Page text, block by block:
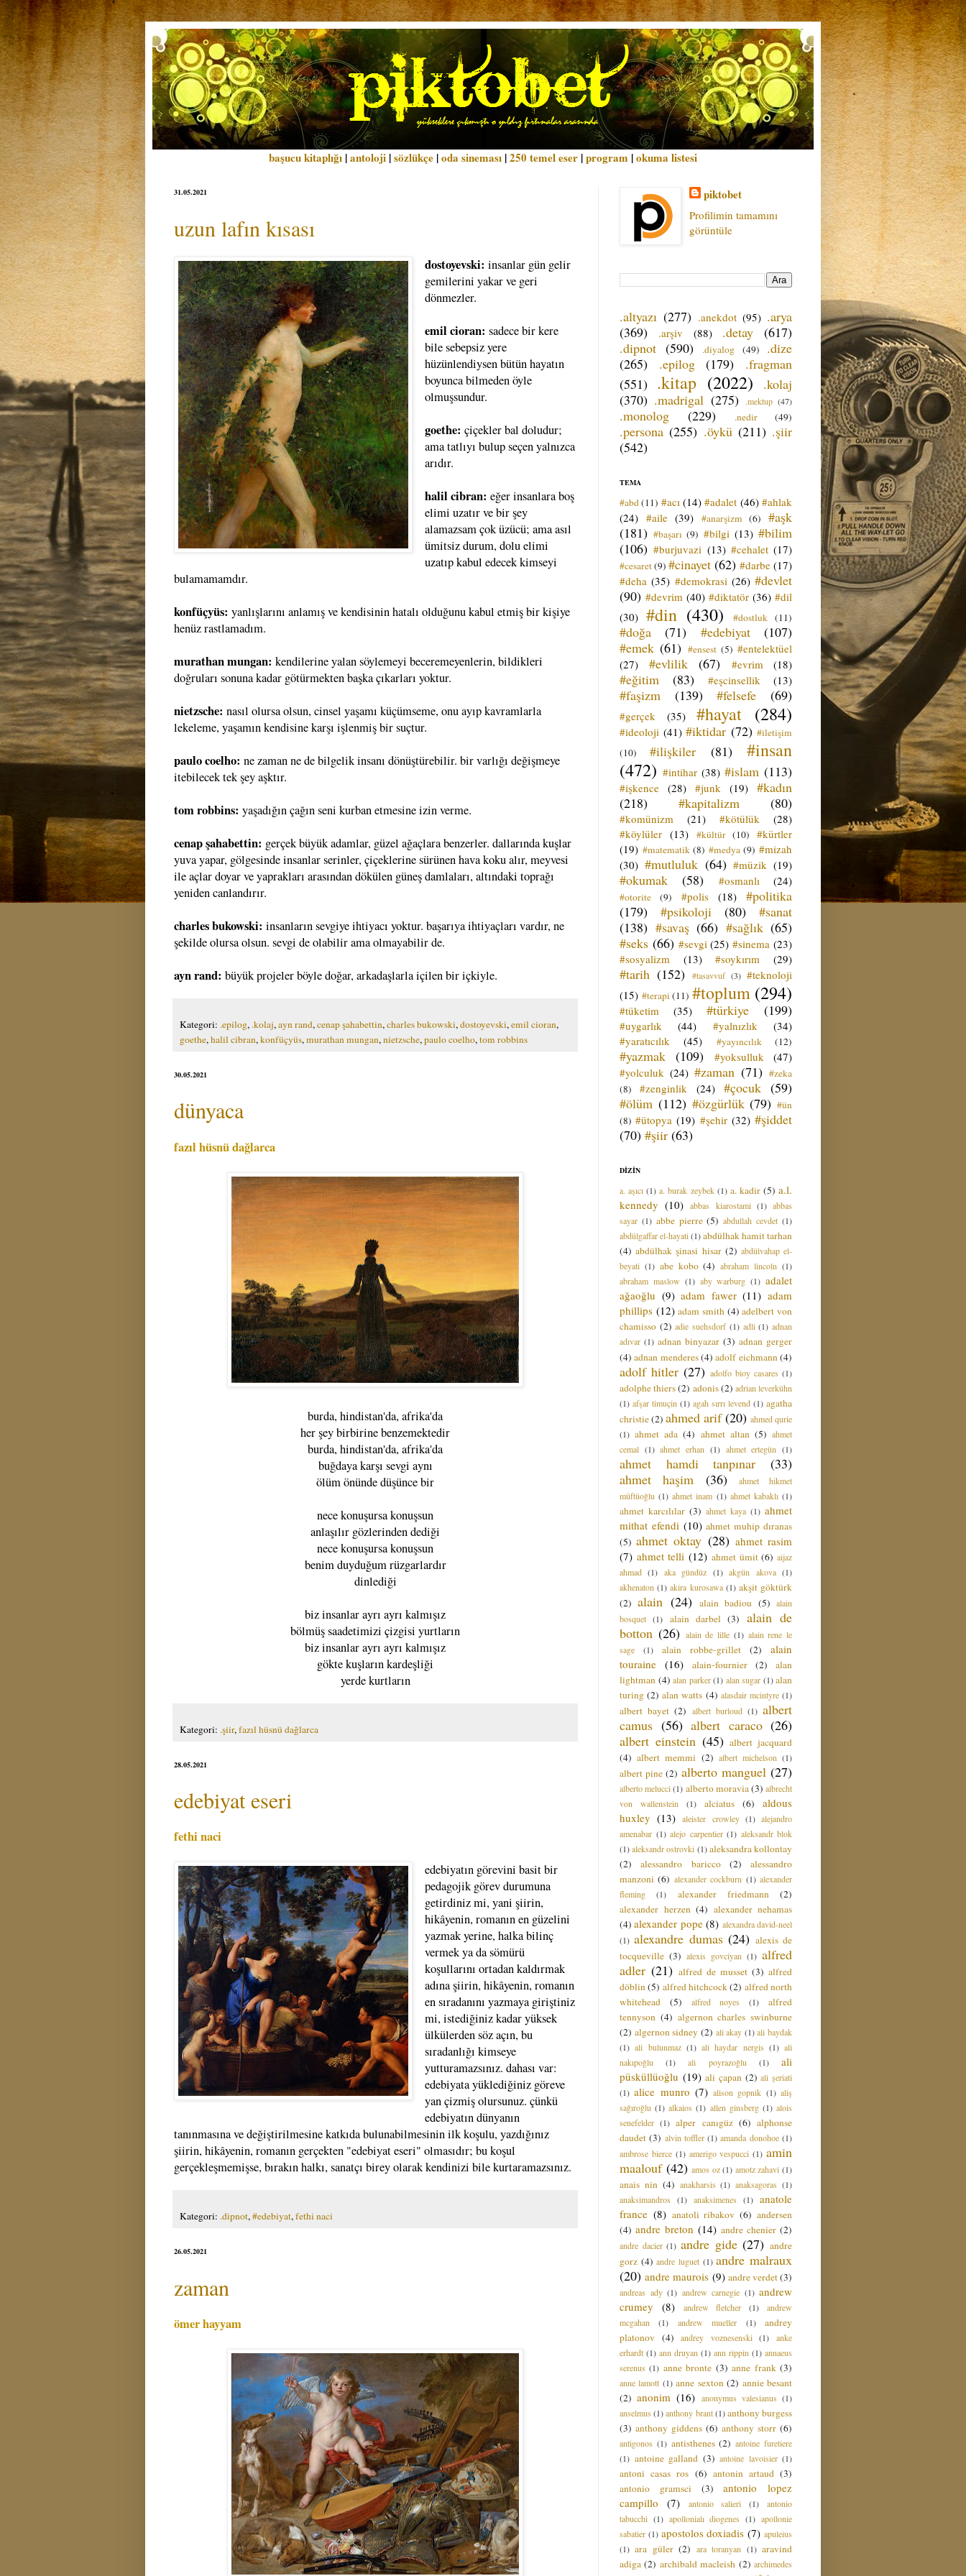
başucu kitaplığı |antoloji |sözlükçe |oda sineması |250 temel eser |program |okuma listesi
31.05.2021
uzun lafın kısası
dostoyevski: insanlar gün gelir
gemilerini yakar ve geri
dönmezler.
emil cioran: sadece bir kere
bile sebepsiz yere
hüzünlendiysen bütün hayatın
boyunca bilmeden öyle
olmuşsundur.
goethe: çiçekler bal doludur;
ama tatlıyı bulup seçen yalnızca
arıdır.
halil cibran: eğer insanlara boş
elimi uzatır ve bir şey
alamazsam çok üzücü; ama asıl
ümitsiz durum, dolu elimi
uzatıp kabul edecek kimseyi
bulamamamdır.
konfüçyüs: yanlışlarını anlamış ve kendisinin hatalı olduğunu kabul etmiş bir kişiye
henüz rastlamadım.
murathan mungan: kendilerine yalan söylemeyi beceremeyenlerin, bildikleri
doğruları sonuna kadar götürmekten başka çıkarları yoktur.
nietzsche: nasıl olursa olsun, cinsel yaşamı küçümseme, onu ayıp kavramlarla
lekeleme, yaşamın kendisine karşı işlenmiş bir suçtur.
paulo coelho: ne zaman ne de bilgelik insanı dönüştürebilir. bir varlığı değişmeye
itebilecek tek şey aşktır.
tom robbins: yaşadığın çağın seni kurban etmesine izin verme.
cenap şahabettin: gerçek büyük adamlar, güzel ağaçlara benzerler. dallarında kuşlar
yuva yapar, gölgesinde insanlar serinler, çiçeklerine sürünen hava koku alır, meyvesi
ile açlar doyar ve yaprakları arasından dökülen güneş damlaları, altındaki toprağı
yeniden canlandırır.
charles bukowski: insanların sevgiye ihtiyacı yoktur. başarıya ihtiyaçları vardır, ne
şekilde olursa olsun. sevgi de olabilir ama olmayabilir de.
ayn rand: büyük projeler böyle doğar, arkadaşlarla içilen bir içkiyle.
Kategori: .epilog, .kolaj,ayn rand,cenap şahabettin,charles bukowski,dostoyevski,emil cioran,
goethe,halil cibran,konfüçyüs,murathan mungan,nietzsche,paulo coelho,tom robbins
30.05.2021
dünyaca
fazıl hüsnü dağlarca
burda, hindistan'da, afrika'da
her şey birbirine benzemektedir
burda, hindistan'da, afrika'da
buğdaya karşı sevgi aynı
ölüm önünde düşünce bir
nece konuşursa konuşsun
anlaşılır gözlerinden dediği
nece konuşursa konuşsun
benim duyduğum rüzgarlardır
dinlediği
biz insanlar ayrı ayrı kalmışız
bölmüş saadetimizi çizgisi yurtların
biz insanlar ayrı ayrı kalmışız
gökte kuşların kardeşliği
yerde kurtların
Kategori: .şiir, fazıl hüsnü dağlarca
28.05.2021
edebiyat eseri
fethi naci
edebiyatın görevini basit bir
pedagojik görev durumuna
getirdiniz mi, yani şiirin,
hikâyenin, romanın en güzelini
yazmak yerine, halka bilinç
vermek ya da sömürü
koşullarını ortadan kaldırmak
adına şiirin, hikâyenin, romanın
en sıradanını yazmaya giriştiniz
mi, istediğiniz kadar yüksek
ülkülerden söz açın, bu
sıradanlığı kimseye
yutturamazsınız. dahası var:
edebiyata yüklediğiniz göreve
yan çizmiş olursunuz. çünkü
edebiyatın dünyanın
tanınmasına ve değiştirilmesine katkıda bulunabilmesinin ilk koşulu, yazdığınız
şiirin, hikâyenin, romanın gerçekten "edebiyat eseri" olmasıdır; bu koşul
gerçekleşmemişse, bırakın halkı, sanatçı birey olarak kendinizi bile kurtaramazsınız.
Kategori: .dipnot,#edebiyat,fethi naci
26.05.2021
zaman
ömer hayyam
piktobet
Profilimin tamamını
görüntüle
.altyazı (277) .anekdot (95) .arya
(369)
.arşiv (88) .detay
(617)
.dipnot (590) .diyalog (49)
.dize
(265)
.epilog (179)
.fragman
(551) .kitap (2022)
.kolaj
(370) .madrigal (275) .mektup (47)
.monolog (229) .nedir (49)
.persona (255) .öykü (211) .şiir
(542)
TEMA
#abd (11) #acı (14) #adalet (46) #ahlak
(24) #aile (39) #anarşizm (6)
#aşk
(181) #başarı (9) #bilgi (13) #bilim
(106) #burjuvazi (13) #cehalet (17)
#cesaret(9) #cinayet (62) #darbe (17)
#deha (35) #demokrasi (26) #devlet
(90) #devrim (40) #diktatör (36) #dil
(30) #din (430) #dostluk (11)
#doğa (71) #edebiyat
(107)
#emek (61) #ensest (5) #entelektüel
(27)
#evlilik (67) #evrim (18)
#eğitim (83) #eşcinsellik (13)
#faşizm (139) #felsefe (69)
#gerçek (35) #hayat (284)
#ideoloji (41) #iktidar (72) #iletişim
(10)
#ilişkiler (81)
#insan
(472) #intihar (38) #islam (113)
#işkence (28) #junk (19) #kadın
(218)
#kapitalizm (80)
#komünizm (21) #kötülük
(28)
#köylüler (13) #kültür (10)
#kürtler
(19) #matematik (8) #medya (9) #mizah
(30) #mutluluk (64) #müzik (19)
#okumak (58) #osmanlı (24)
#otorite (9) #polis (18)
#politika
(179)
#psikoloji (80)
#sanat
(138) #savaş (66) #sağlık (65)
#seks (66) #sevgi (25) #sinema (23)
#sosyalizm
(13) #soykırım (29)
#tarih (152) #tasavvuf (3) #teknoloji
(15) #terapi (11) #toplum (294)
#tüketim (35) #türkiye (199)
#uygarlık (44) #yalnızlık
(34)
#yaratıcılık
(45) #yayıncılık (12)
#yazmak (109) #yoksulluk
(47)
#yolculuk (24) #zaman (71) #zeka
(8)
#zenginlik (24) #çocuk (59)
#ölüm (112) #özgürlük (79) #ün
(8) #ütopya (19) #şehir (32) #şiddet
(70) #şiir (63)
DİZİN
a. aşıcı (1) a. burak zeybek (1) a. kadir (5) a.l.
kennedy (10) abbas kiarostami (1) abbas
sayar (1) abbe pierre (5) abdullah cevdet (1)
abdülgaffar el-hayati(1)abdülhak hamit tarhan
(4) abdülhak şinasi hisar (2) abdülvahap el-
beyati (1) abe kobo (4) abraham lincoln (1)
abraham maslow (1) aby warburg (1) adalet
ağaoğlu (9) adam fawer (11) adam
phillips (12) adam smith (4) adelbert von
chamisso (2) adie suehsdorf (1) adli (1) adnan
adıvar (1) adnan binyazar (3) adnan gerger
(4) adnan menderes(4) adolf eichmann (4)
adolf hitler (27) adolfo bioy casares (1)
adolphe thiers(2) adonis(2) adrian leverkühn
(1) afşar timuçin (1) agah sırrı levend (1) agatha
christie(2) ahmed arif (20) ahmed qurie
(1) ahmet ada (4) ahmet altan (5) ahmet
cemal (1) ahmet erhan (1) ahmet ertegün (1)
ahmet hamdi tanpınar
(33)
ahmet haşim
(36)
ahmet hikmet
müftüoğlu (1) ahmet inam (1) ahmet kabaklı (1)
ahmet karcılılar (3) ahmet kaya (1) ahmet
mithat efendi (10) ahmet muhip dıranas
(5) ahmet oktay (28) ahmet rasim
(7) ahmet telli (12) ahmet ümit (6) aijaz
ahmad (1) aka gündüz (1) akgün akova (1)
akhenaton (1) akira kurosawa (1) akşit göktürk
(2) alain (24) alain badiou (5) alain
bosquet (1) alain darbel (3)
alain de
botton (26) alain de lille (1) alain rene le
sage
(1) alain robbe-grillet (2)
alain
touraine (16) alain-fournier (2)
alan
lightman (4) alan parker (1) alan sugar (1) alan
turing (2) alan watts (4) alasdair mcintyre (1)
albert bayet (2) albert burloud (1) albert
camus (56) albert caraco (26)
albert einstein (45) albert jacquard
(4) albert memmi (2) albert michelson (1)
albert pine (2) alberto manguel (27)
alberto melucci (1) alberto moravia (3) albrecht
von wallenstein
(1) alciatus (6)
aldous
huxley (13) aleister crowley (1) alejandro
amenabar (1) alejo carpentier (1) aleksandr blok
(1) aleksandr ostrovki (1) aleksandra kollontay
(2)
alessandro baricco (2)
alessandro
manzoni (6) alexander cockburn (1) alexander
fleming
(1) alexander friedmann
(2)
alexander herzen (4) alexander nehamas
(4) alexander pope (8) alexandra david-neel
(1) alexandre dumas (24) alexis de
tocqueville (3) alexis govciyan (1) alfred
adler (21) alfred de musset (3) alfred
döblin (5) alfred hitchcock(2) alfred north
whitehead
(5) alfred noyes (1)
alfred
tennyson (4) algernon charles swinburne
(2) algernon sidney (2) ali akay (1) ali baydak
(1) ali bulunmaz (1) ali haydar nergis (1) ali
nakıpoğlu
(1) ali poyrazoğlu (1)
ali
püsküllüoğlu (19) ali çapan (2) ali şeriati
(1) alice munro (7) alison gopnik (1) aliş
sağıroğlu (1) alkaios (1) allen ginsberg (1) alois
senefelder (1) alper canıgüz (6) alphonse
daudet (3) alvin toffler (1) amanda donohoe (1)
ambrose bierce (1) amerigo vespucci (1) amin
maalouf (42) amos oz (1) amotz zahavi (1)
anais nin (4) anakharsis (1) anaksagoras (1)
anaksimandros
(1) anaksimenes (1) anatole
france (8) anatoli ribakov (6) andersen
(4) andre breton (14) andre chenier (2)
andre dacier (1) andre gide (27) andre
gorz (4) andre luguet (1) andre malraux
(20) andre maurois (9) andre verdet(3)
andreas ady (1) andrew carnegie (1) andrew
crumey
(8) andrew fletcher (1)
andrew
mcgahan
(1) andrew mueller (1)
andrey
platonov (4) andrey voznesenski (1)
anke
erhardt (1) ann druyan (1) ann rippin (1) annaeus
serenus (1) anne bronte (3) anne frank (3)
anne lamott (1) anne sexton (2) annie besant
(2) anonim (16) anonymus valesianus (1)
anselmus (1) anthony brant (1) anthony burgess
(3) anthony giddens (6) anthony storr (6)
antigonos (1) antisthenes (2) antoine furetiere
(1) antoine galland (3) antoine lavoisier (1)
antoni casas ros (6) antonin artaud (3)
antonio gramsci
(3)
antonio lopez
campillo
(7) antonio salieri (1)
antonio
tabucchi (1) apollonialı diogenes (1) apollonie
sabatier (1) apostolos doxiadis (7) apuleius
(1) ara güler (2) ara toranyan (1) aravind
adiga (2) archibald macleish (2) archimedes